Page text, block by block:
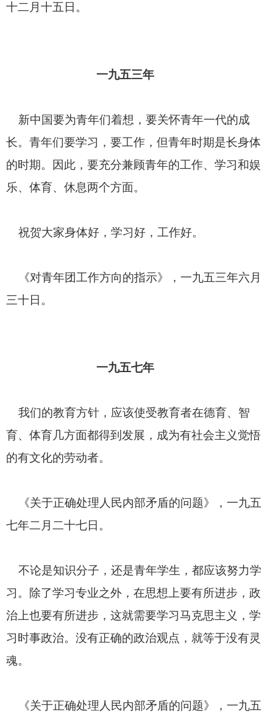
十二月十五日。
一九五三年
新中国要为青年们着想，要关怀青年一代的成
长。青年们要学习，要工作，但青年时期是长身体
的时期。因此，要充分兼顾青年的工作、学习和娱
乐、体育、休息两个方面。
祝贺大家身体好，学习好，工作好。
《对青年团工作方向的指示》，一九五三年六月
三十日。
一九五七年
我们的教育方针，应该使受教育者在德育、智
育、体育几方面都得到发展，成为有社会主义觉悟
的有文化的劳动者。
《关于正确处理人民内部矛盾的问题》，一九五
七年二月二十七日。
不论是知识分子，还是青年学生，都应该努力学
习。除了学习专业之外，在思想上要有所进步，政
治上也要有所进步，这就需要学习马克思主义，学
习时事政治。没有正确的政治观点，就等于没有灵
魂。
《关于正确处理人民内部矛盾的问题》，一九五